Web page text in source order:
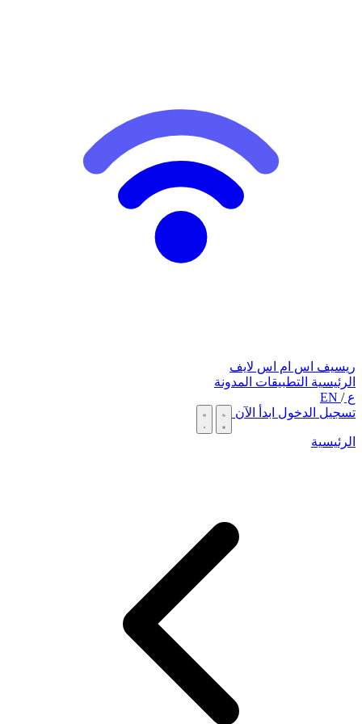
ريسيف اس ام اس لايف
الرئيسية التطبيقات المدونة
ع/
تسجيل الدخول ابدأ الآن
الرئيسية